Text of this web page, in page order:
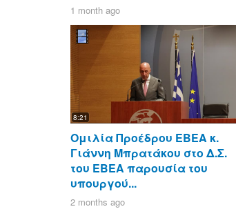
1 month ago
8:21
Ομιλία Προέδρου ΕΒΕΑ κ.
Γιάννη Μπρατάκου στο Δ.Σ.
του ΕΒΕΑ παρουσία του
υπουργού...
2 months ago